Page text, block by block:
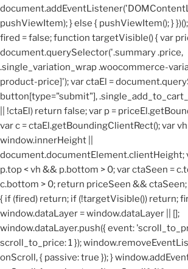
pushViewItem); } else { pushViewItem(); } })();
fired = false; function targetVisible() { var
document.querySelector('.summary .price,
.single_variation_wrap .woocommerce-
product-price]'); var ctaEl =
button[type="submit"],
|| !ctaEl) return false; var p =
var c = ctaEl.getBoundingClientRect(); var vh
window.innerHeight ||
document.documentElement.clientHeight;
p.top < vh && p.bottom > 0; var ctaSeen =
c.bottom > 0; return priceSeen &&
{ if (fired) return; if (!targetVisible()) return;
window.dataLayer = window.dataLayer || [];
window.dataLayer.push({ event:
scroll_to_price: 1 });
onScroll, { passive: true }); }